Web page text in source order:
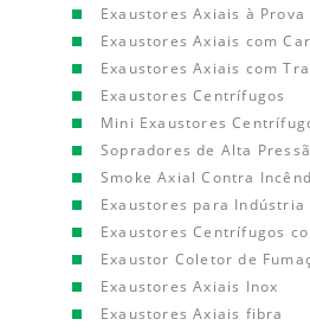
Exaustores Axiais à Prova
Exaustores Axiais com
Exaustores Axiais com
Exaustores Centrífugos
Mini Exaustores
Sopradores de Alta
Smoke Axial Contra
Exaustores para Indústria
Exaustores Centrífugos
Exaustor Coletor de
Exaustores Axiais Inox
Exaustores Axiais fibra